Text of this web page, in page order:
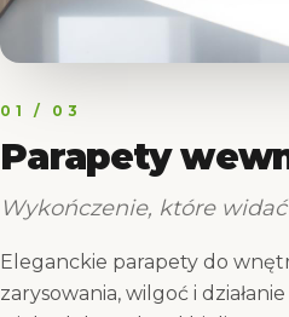
01 / 03
Parapety
Wykończenie, które
Eleganckie parapety do
zarysowania, wilgoć i